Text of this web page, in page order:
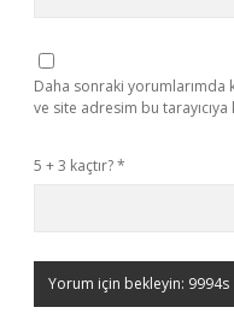
Daha sonraki yorumlarımda
ve site adresim bu
5 + 3 kaçtır?*